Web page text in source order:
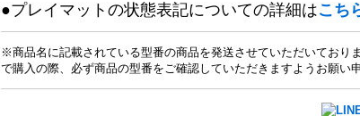
●プレイマットの状態表記についての詳細はこち
※商品名に記載されている型番の商品を発送させていただいており
で購入の際、必ず商品の型番をご確認していただきますようお願い